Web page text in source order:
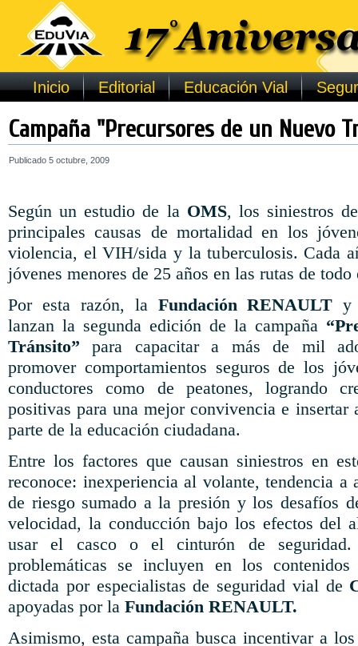
Inicio Editorial Educación Vial
Campaña "Precursores de un Nuevo
Publicado 5 octubre, 2009
Según un estudio de la OMS, los siniestros
principales causas de mortalidad en los
violencia, el VIH/sida y la tuberculosis. Cada
jóvenes menores de 25 años en las rutas de
Por esta razón, la Fundación RENAULT
lanzan la segunda edición de la campaña
Tránsito” para capacitar a más de mil
promover comportamientos seguros de los
conductores como de peatones, logrando
positivas para una mejor convivencia e
parte de la educación ciudadana.
Entre los factores que causan siniestros en
reconoce: inexperiencia al volante, tendencia a
de riesgo sumado a la presión y los desafíos
velocidad, la conducción bajo los efectos del
usar el casco o el cinturón de seguridad.
problemáticas se incluyen en los
dictada por especialistas de seguridad vial de
apoyadas por la Fundación RENAULT.
Asimismo, esta campaña busca incentivar a